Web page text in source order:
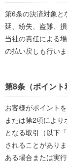
第6条の決済対象と
延、紛失、盗難、
当社の責任による
の払い戻しも行いま
第8条（ポイント
お客様がポイント
または第2項によ
となる取引（以下
されることがあり
ある場合または実